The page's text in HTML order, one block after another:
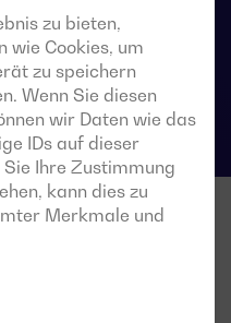
zu bieten,
wie Cookies, um
zu speichern
Wenn Sie diesen
wir Daten wie das
IDs auf dieser
Ihre Zustimmung
kann dies zu
Merkmale und